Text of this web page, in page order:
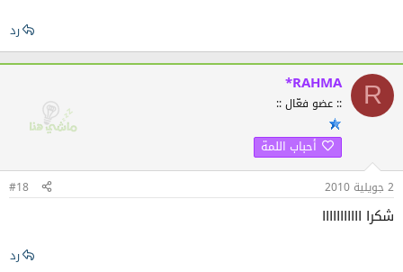
رد
R
*RAHMA
:: عضو فعّال ::
أحباب اللمة
2 جويلية 2010 #18
شكرا ااااااااااا
رد